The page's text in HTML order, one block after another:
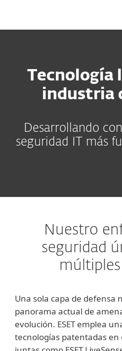
Tecnología
industria
Desarrollando
seguridad IT más
Nuestro
seguridad
Una sola capa de defensa
panorama actual de
evolución. ESET emplea
tecnologías patentadas